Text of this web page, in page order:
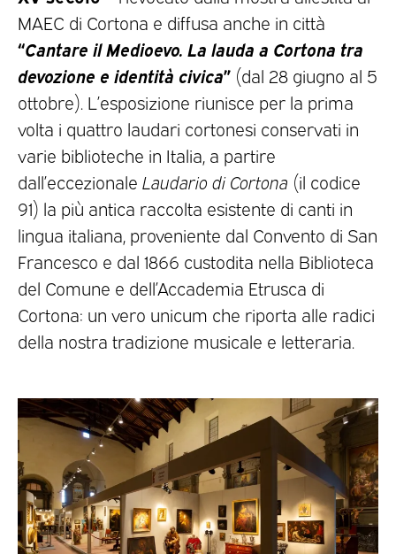
MAEC di Cortona e diffusa anche in città
“Cantare il Medioevo. La lauda a Cortona tra
devozione e identità civica” (dal 28 giugno al 5
ottobre). L’esposizione riunisce per la prima
volta i quattro laudari cortonesi conservati in
varie biblioteche in Italia, a partire
dall’eccezionale Laudario di Cortona (il codice
91) la più antica raccolta esistente di canti in
lingua italiana, proveniente dal Convento di San
Francesco e dal 1866 custodita nella Biblioteca
del Comune e dell’Accademia Etrusca di
Cortona: un vero unicum che riporta alle radici
della nostra tradizione musicale e letteraria.